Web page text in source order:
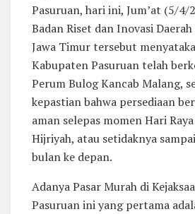
Pasuruan, hari ini, Jum’at (5/4/
Badan Riset dan Inovasi
Jawa Timur tersebut
Kabupaten Pasuruan telah
Perum Bulog Kancab Malang,
kepastian bahwa persediaan
aman selepas momen Hari
Hijriyah, atau setidaknya
bulan ke depan.
Adanya Pasar Murah di
Pasuruan ini yang pertama